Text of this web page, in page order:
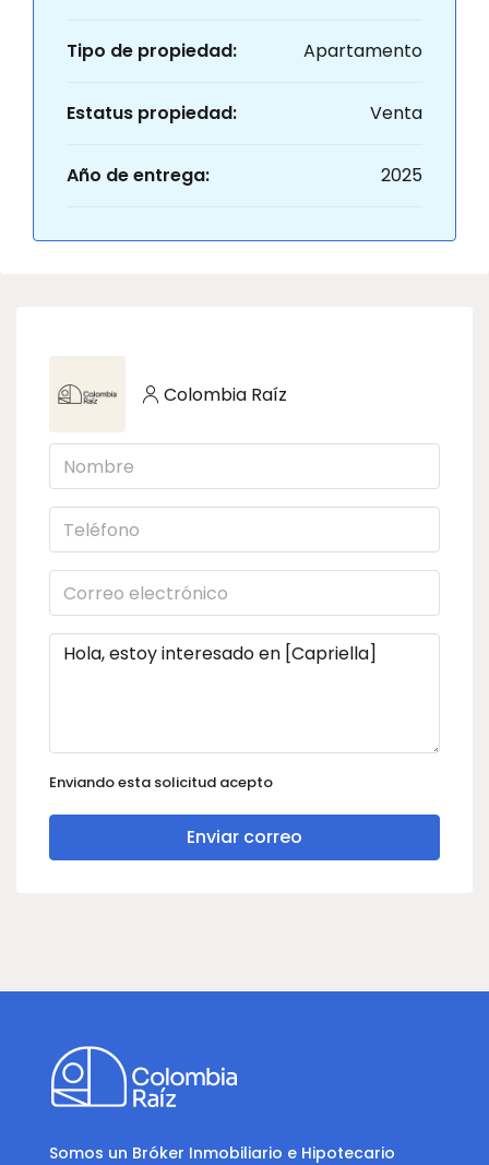
Tipo de propiedad: Apartamento
Estatus propiedad: Venta
Año de entrega: 2025
Colombia Raíz
Enviando esta solicitud acepto
Enviar correo
Somos un Bróker Inmobiliario e Hipotecario